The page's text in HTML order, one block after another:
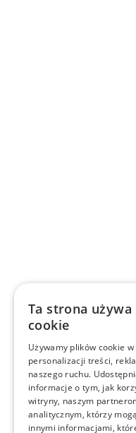
Ta strona
cookie
Używamy plików cookie w
personalizacji treści,
naszego ruchu.
informacje o tym, jak
witryny, naszym
analitycznym, którzy
innymi informacjami,